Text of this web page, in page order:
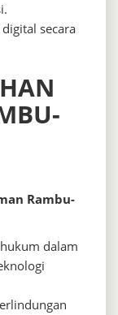
secara
Rambu-
dalam